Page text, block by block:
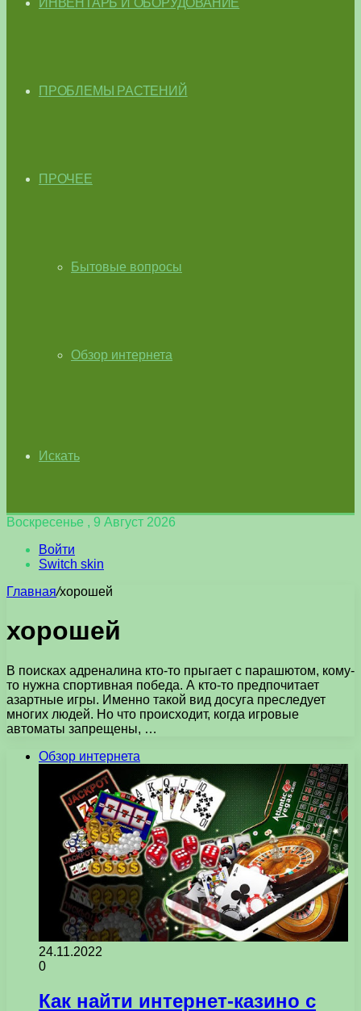
ИНВЕНТАРЬ И ОБОРУДОВАНИЕ
ПРОБЛЕМЫ РАСТЕНИЙ
ПРОЧЕЕ
Бытовые вопросы
Обзор интернета
Искать
Воскресенье , 9 Август 2026
Войти
Switch skin
Главная/хорошей
хорошей
В поисках адреналина кто-то прыгает с парашютом, кому-
то нужна спортивная победа. А кто-то предпочитает
азартные игры. Именно такой вид досуга преследует
многих людей. Но что происходит, когда игровые
автоматы запрещены, …
Обзор интернета
24.11.2022
0
Как найти интернет-казино с